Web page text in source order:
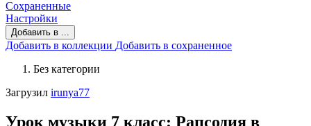
Сохраненные
Настройки
Добавить в ...
Добавить в коллекции Добавить в сохраненное
Без категории
Загрузил irunya77
Урок музыки 7 класс: Рапсодия в